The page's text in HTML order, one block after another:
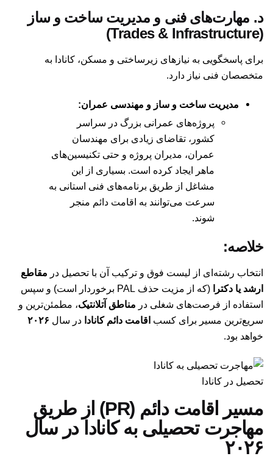
د. مهارت‌های فنی و مدیریت ساخت و ساز
(Trades & Infrastructure)
برای پاسخگویی به نیازهای زیرساختی و مسکن، کانادا به
متخصصان فنی نیاز دارد.
مدیریت ساخت و ساز و مهندسی عمران:
پروژه‌های عمرانی بزرگ در سراسر
کشور، تقاضای زیادی برای مهندسان
عمران، مدیران پروژه و حتی تکنیسین‌های
ماهر ایجاد کرده است. بسیاری از این
مشاغل از طریق برنامه‌های فنی استانی به
سرعت می‌توانند به اقامت دائم منجر
شوند.
خلاصه:
انتخاب رشته‌ای از لیست فوق و ترکیب آن با تحصیل در مقاطع
ارشد یا دکترا
(که از مزیت حذف PAL برخوردار است) و سپس
استفاده از فرصت‌های شغلی در مناطق آتلانتیک، مطمئن‌ترین و
سریع‌ترین مسیر برای کسب اقامت دائم کانادا در سال ۲۰۲۶
خواهد بود.
تحصیل در کانادا
مسیر اقامت دائم (PR) از طریق
مهاجرت تحصیلی به کانادا در سال
۲۰۲۶